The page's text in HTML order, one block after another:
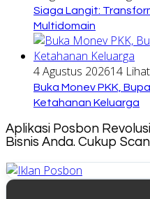
Siaga Langit:
Multidomain
4 Agustus 202614 Lihat
Buka Monev PKK,
Ketahanan Keluarga
Aplikasi Posbon
Bisnis Anda. Cukup